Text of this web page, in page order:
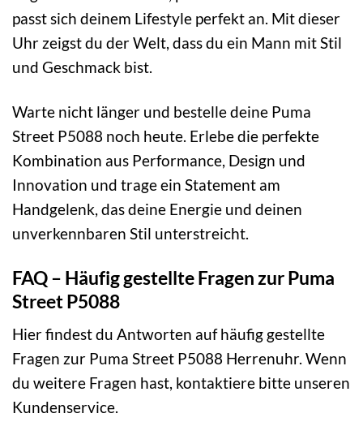
passt sich deinem Lifestyle perfekt an. Mit dieser
Uhr zeigst du der Welt, dass du ein Mann mit Stil
und Geschmack bist.
Warte nicht länger und bestelle deine Puma
Street P5088 noch heute. Erlebe die perfekte
Kombination aus Performance, Design und
Innovation und trage ein Statement am
Handgelenk, das deine Energie und deinen
unverkennbaren Stil unterstreicht.
FAQ – Häufig gestellte Fragen zur Puma
Street P5088
Hier findest du Antworten auf häufig gestellte
Fragen zur Puma Street P5088 Herrenuhr. Wenn
du weitere Fragen hast, kontaktiere bitte unseren
Kundenservice.